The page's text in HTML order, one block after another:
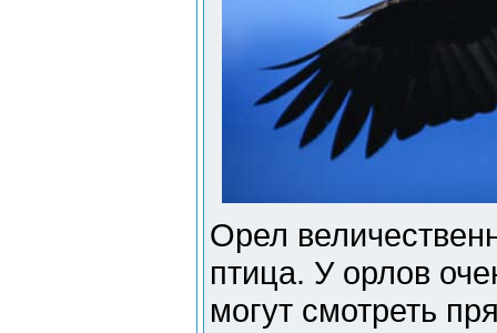
Орел
птица. У орлов
могут смотреть